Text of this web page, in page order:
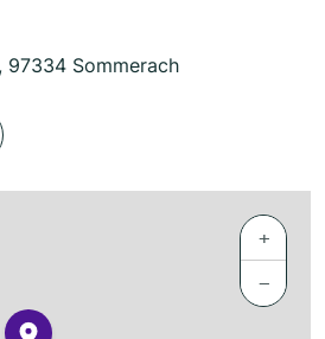
97334 Sommerach
+
−